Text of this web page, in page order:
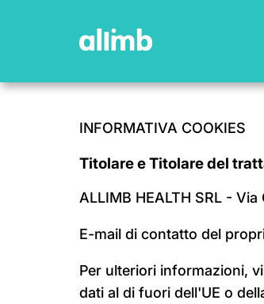
INFORMATIVA COOKIES
Titolare e Titolare del
ALLIMB HEALTH SRL -
E-mail di contatto del
Per ulteriori informazioni,
dati al di fuori dell'UE o